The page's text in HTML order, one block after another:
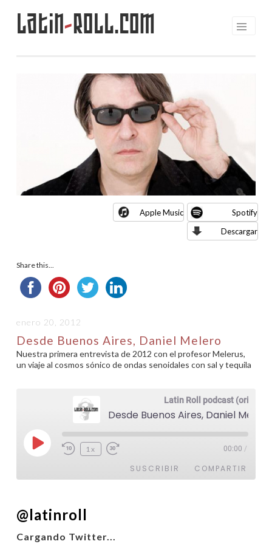
Saltar
Latin-Roll.com
Apple Music
Spotify
Descargar
Share this...
enero 20, 2012
Desde Buenos Aires, Daniel Melero
Nuestra primera entrevista de 2012 con el profesor Melerus,
un viaje al cosmos sónico de ondas senoidales con sal y tequila
Latin Roll podcast (original)
Desde Buenos Aires, Daniel Melero
Reproducir
episodio
1x 00:00 /
SUSCRIBIR COMPARTIR
FEED RSS
@latinroll
Cargando Twitter...